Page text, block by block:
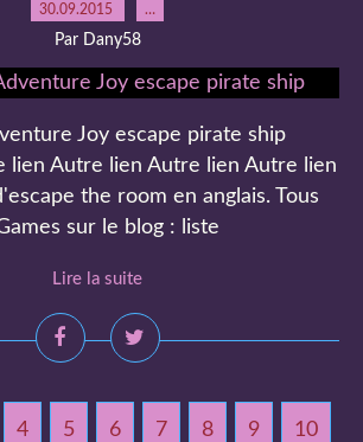
30.09.2015 …
Par Dany58
Joy escape pirate ship
lien Autre lien Autre lien Autre lien
the room en anglais. Tous
sur le blog : liste
Lire la suite
4 5 6 7 8 9 10